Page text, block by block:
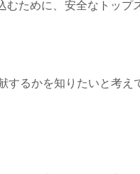
ために、安全なトップ
るかを知りたいと考え